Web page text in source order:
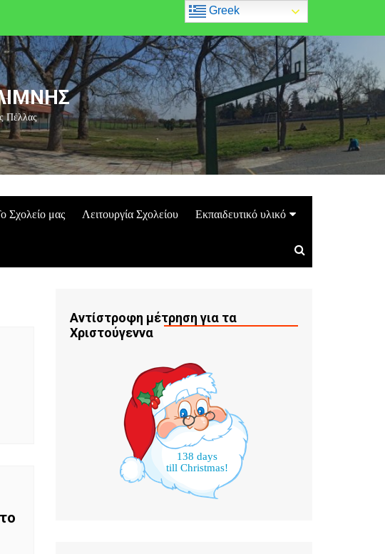
Πέλλας
Σχολείο μας Λειτουργία Σχολείου Εκπαιδευτικό υλικό
Αντίστροφη μέτρηση για τα
Χριστούγεννα
138 days
till Christmas!
Greek